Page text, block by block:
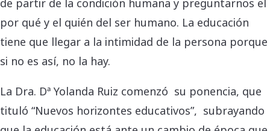
por qué y el quién del ser humano. La educación
tiene que llegar a la intimidad de la persona porque
si no es así, no la hay.
La Dra. Dª Yolanda Ruiz comenzó su ponencia, que
tituló “Nuevos horizontes educativos”, subrayando